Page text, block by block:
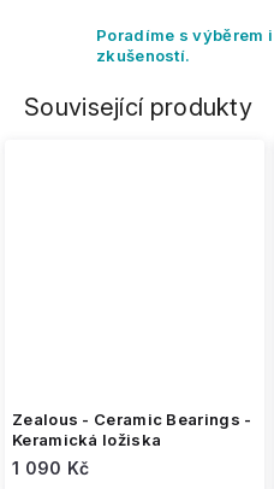
Poradíme s výběrem
zkušeností.
Související produkty
Zealous - Ceramic Bearings -
Keramická ložiska
1 090 Kč